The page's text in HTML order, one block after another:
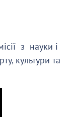
з науки і
культури та